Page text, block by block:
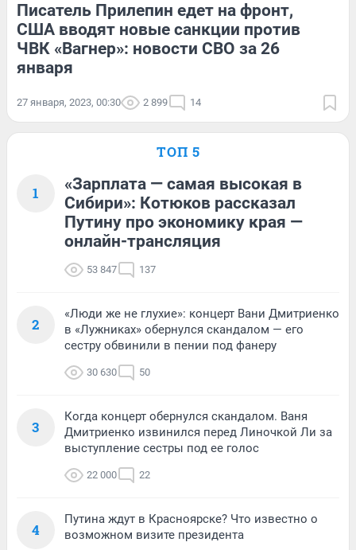
Писатель Прилепин едет на фронт,
США вводят новые санкции против
ЧВК «Вагнер»: новости СВО за 26
января
27 января, 2023, 00:30 2 899 14
ТОП 5
1
«Зарплата — самая высокая в
Сибири»: Котюков рассказал
Путину про экономику края —
онлайн-трансляция
53 847 137
2
«Люди же не глухие»: концерт Вани Дмитриенко
в «Лужниках» обернулся скандалом — его
сестру обвинили в пении под фанеру
30 630 50
3
Когда концерт обернулся скандалом. Ваня
Дмитриенко извинился перед Линочкой Ли за
выступление сестры под ее голос
22 000 22
4
Путина ждут в Красноярске? Что известно о
возможном визите президента